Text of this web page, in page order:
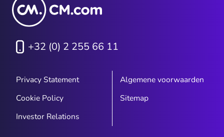
+32 (0) 2 255 66 11
Privacy Statement
Algemene voorwaarden
Cookie Policy
Sitemap
Investor Relations